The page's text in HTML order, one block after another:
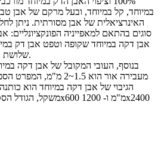
במיוחד, קל במיוחד, ובעל מרקם של אבן
האינרציאלית של אבן מסורתית. ניתן
סוגים בהתאם למאפייניה הפונקציונליים:
אבן דקה במיוחד שקופה וטפט אבן דק
שלושת אלה הוא ההבדל בחומר הגב.
מעבירה אור הוא 1.5~2
הגיבוי של אבן דקה במיוחד הוא